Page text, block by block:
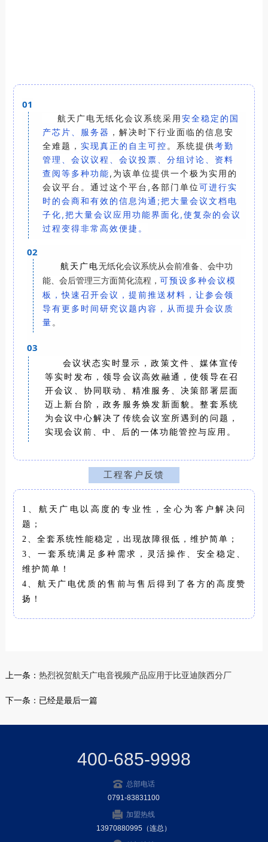
01
航天广电无纸化会议系统采用 安全稳定的国
产芯片、服务器 ，解决时下行业面临的信息安
全难题， 实现真正的自主可控 。 系统提供考勤
管理、会议议程、会议投票、分组讨论、资料
查阅等多种功能,为该单位提供一个极为实用的
会议平台。通过这个平台,各部门单位可进行实
时的会商和有效的信息沟通;把大量会议文档电
子化,把大量会议应用功能界面化,使复杂的会议
过程变得非常高效便捷。
02
航天广电无纸化会议系统从会前准备、会中功
能、会后管理三方面简化流程， 可预设多种会议模
板，快速召开会议，提前推送材料，让参会领
导有更多时间研究议题内容，从而提升会议质
量 。
03
会议状态实时显示，政策文件、媒体宣传
等实时发布，领导会议高效融通，使领导在召
开会议、协同联动、精准服务、决策部署层面
迈上新台阶，政务服务焕发新面貌。整套系统
为会议中心解决了传统会议室所遇到的问题，
实现会议前、中、后的一体功能管控与应用。
工程客户反馈
1、航天广电以高度的专业性，全心为客户解决问
题；
2、全套系统性能稳定，出现故障很低，维护简单；
3、一套系统满足多种需求，灵活操作、安全稳定、
维护简单！
4、航天广电优质的售前与售后得到了各方的高度赞
扬！
上一条： 热烈祝贺航天广电音视频产品应用于比亚迪陕西分厂
下一条：已经是最后一篇
400-685-9998
总部电话
0791-83831100
加盟热线
13970880995（连总）